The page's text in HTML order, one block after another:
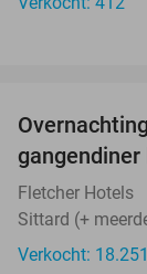
Fletcher Hotels
Sittard (+
Verkocht: 18.251